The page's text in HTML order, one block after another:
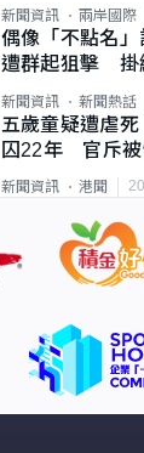
新聞資訊 兩岸國際
偶像「不點名
遭群起狙擊 掛
新聞資訊 新聞熱話
五歲童疑遭虐
囚22年 官斥被
新聞資訊 港聞